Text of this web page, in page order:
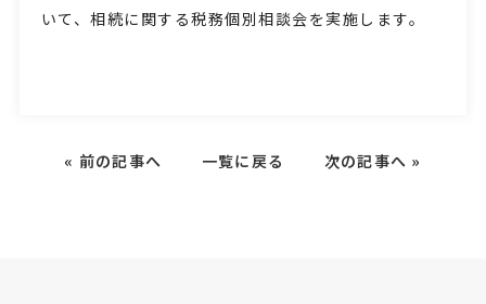
いて、相続に関する税務個別相談会を実施します。
« 前の記事へ 一覧に戻る 次の記事へ »